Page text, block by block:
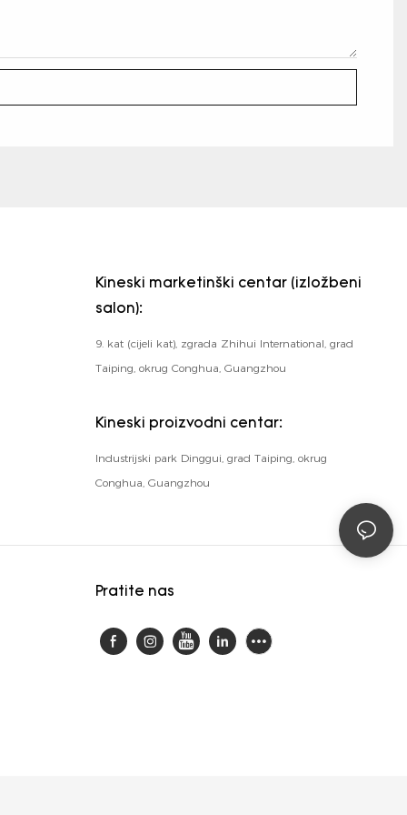
Kineski marketinški centar (izložbeni
salon):
9. kat (cijeli kat), zgrada Zhihui International, grad
Taiping, okrug Conghua, Guangzhou
Kineski proizvodni centar:
Industrijski park Dinggui, grad Taiping, okrug
Conghua, Guangzhou
Pratite nas